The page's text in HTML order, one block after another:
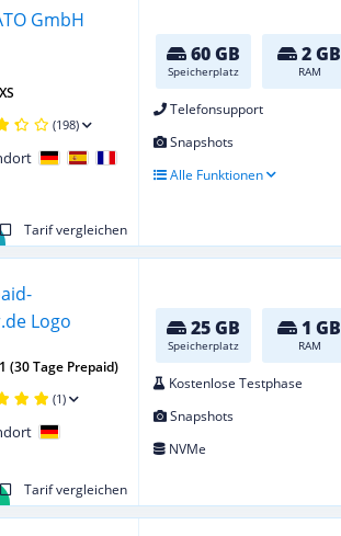
60 GB
Speicherplatz
2 GB
RAM
Telefonsupport
Snapshots
Alle Funktionen
Tarif vergleichen
(198)
25 GB
Speicherplatz
1 GB
RAM
Kostenlose Testphase
Snapshots
NVMe
Tarif vergleichen
(30 Tage Prepaid)
(1)